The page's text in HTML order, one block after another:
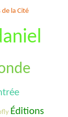
de la Cité
Éditions